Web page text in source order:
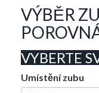
VÝBĚR
VYBERTE
Umístění zubu